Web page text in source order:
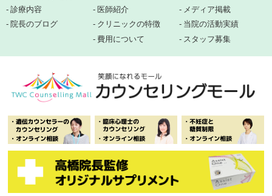
診療内容
院長のブログ
医師紹介
クリニックの特徴
費用について
メディア掲載
当院の活動実績
スタッフ募集